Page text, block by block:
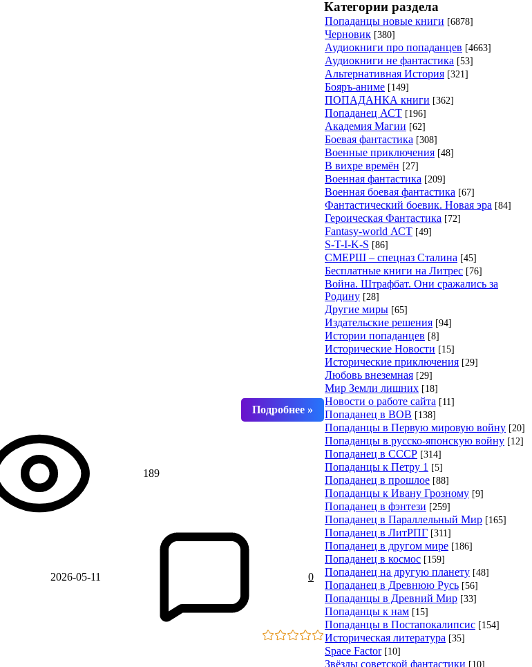
189
2026-05-11 0
Категории раздела
Попаданцы новые книги [6878]
Черновик [380]
Аудиокниги про попаданцев [4663]
Аудиокниги не фантастика [53]
Альтернативная История [321]
Бояръ-аниме [149]
ПОПАДАНКА книги [362]
Попаданец АСТ [196]
Академия Магии [62]
Боевая фантастика [308]
Военные приключения [48]
В вихре времён [27]
Военная фантастика [209]
Военная боевая фантастика [67]
Фантастический боевик. Новая эра [84]
Героическая Фантастика [72]
Fantasy-world АСТ [49]
S-T-I-K-S [86]
СМЕРШ – спецназ Сталина [45]
Бесплатные книги на Литрес [76]
Война. Штрафбат. Они сражались за
Родину [28]
Другие миры [65]
Издательские решения [94]
Истории попаданцев [8]
Исторические Новости [15]
Исторические приключения [29]
Любовь внеземная [29]
Мир Земли лишних [18]
Новости о работе сайта [11]
Попаданец в ВОВ [138]
Попаданцы в Первую мировую войну [20]
Попаданцы в русско-японскую войну [12]
Попаданец в СССР [314]
Попаданцы к Петру 1 [5]
Попаданец в прошлое [88]
Попаданцы к Ивану Грозному [9]
Попаданец в фэнтези [259]
Попаданец в Параллельный Мир [165]
Попаданец в ЛитРПГ [311]
Попаданец в другом мире [186]
Попаданец в космос [159]
Попаданец на другую планету [48]
Попаданец в Древнюю Русь [56]
Попаданцы в Древний Мир [33]
Попаданцы к нам [15]
Попаданцы в Постапокалипсис [154]
Историческая литература [35]
Space Factor [10]
Звёзды советской фантастики [10]